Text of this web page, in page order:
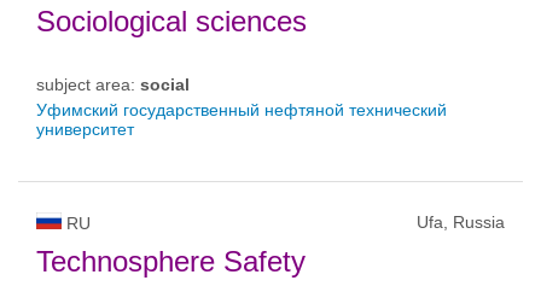
Sociological sciences
subject area: social
Уфимский государственный нефтяной технический
университет
RU Ufa, Russia
Technosphere Safety